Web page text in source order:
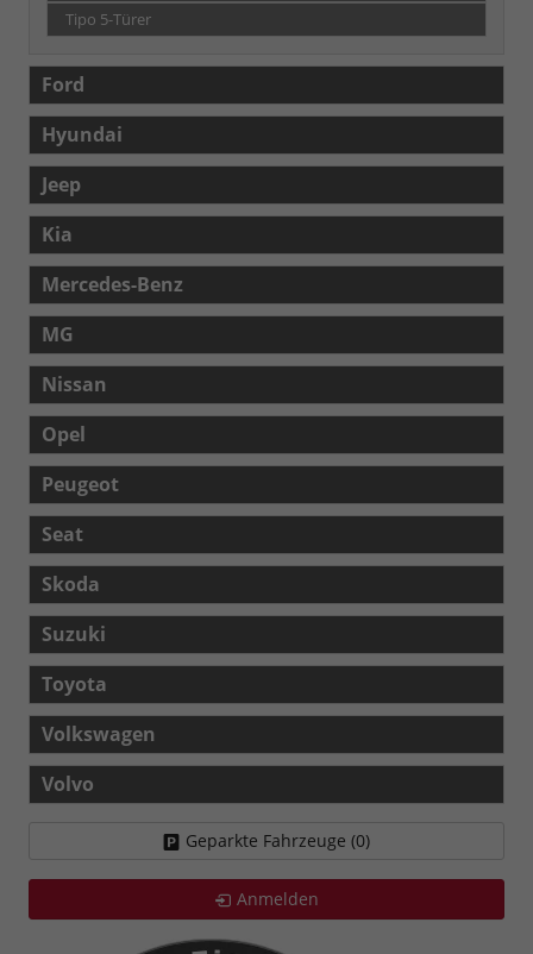
Tipo 5-Türer
Ford
Hyundai
Jeep
Kia
Mercedes-Benz
MG
Nissan
Opel
Peugeot
Seat
Skoda
Suzuki
Toyota
Volkswagen
Volvo
Geparkte Fahrzeuge (0)
Anmelden